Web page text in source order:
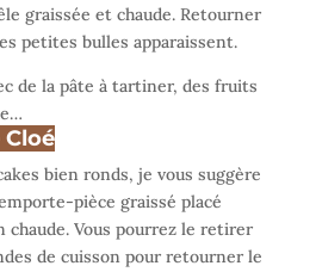
graissée et chaude. Retourner
petites bulles apparaissent.
de la pâte à tartiner, des fruits
bien ronds, je vous suggère
pièce graissé placé
chaude. Vous pourrez le retirer
de cuisson pour retourner le